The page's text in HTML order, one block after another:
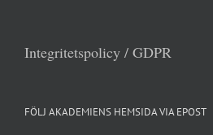
Integritetspolicy / GDPR
FÖLJ AKADEMIENS HEMSIDA VIA EPOST